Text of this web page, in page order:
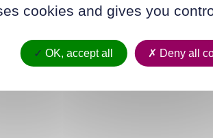
cookies and gives you
OK, accept all Deny all